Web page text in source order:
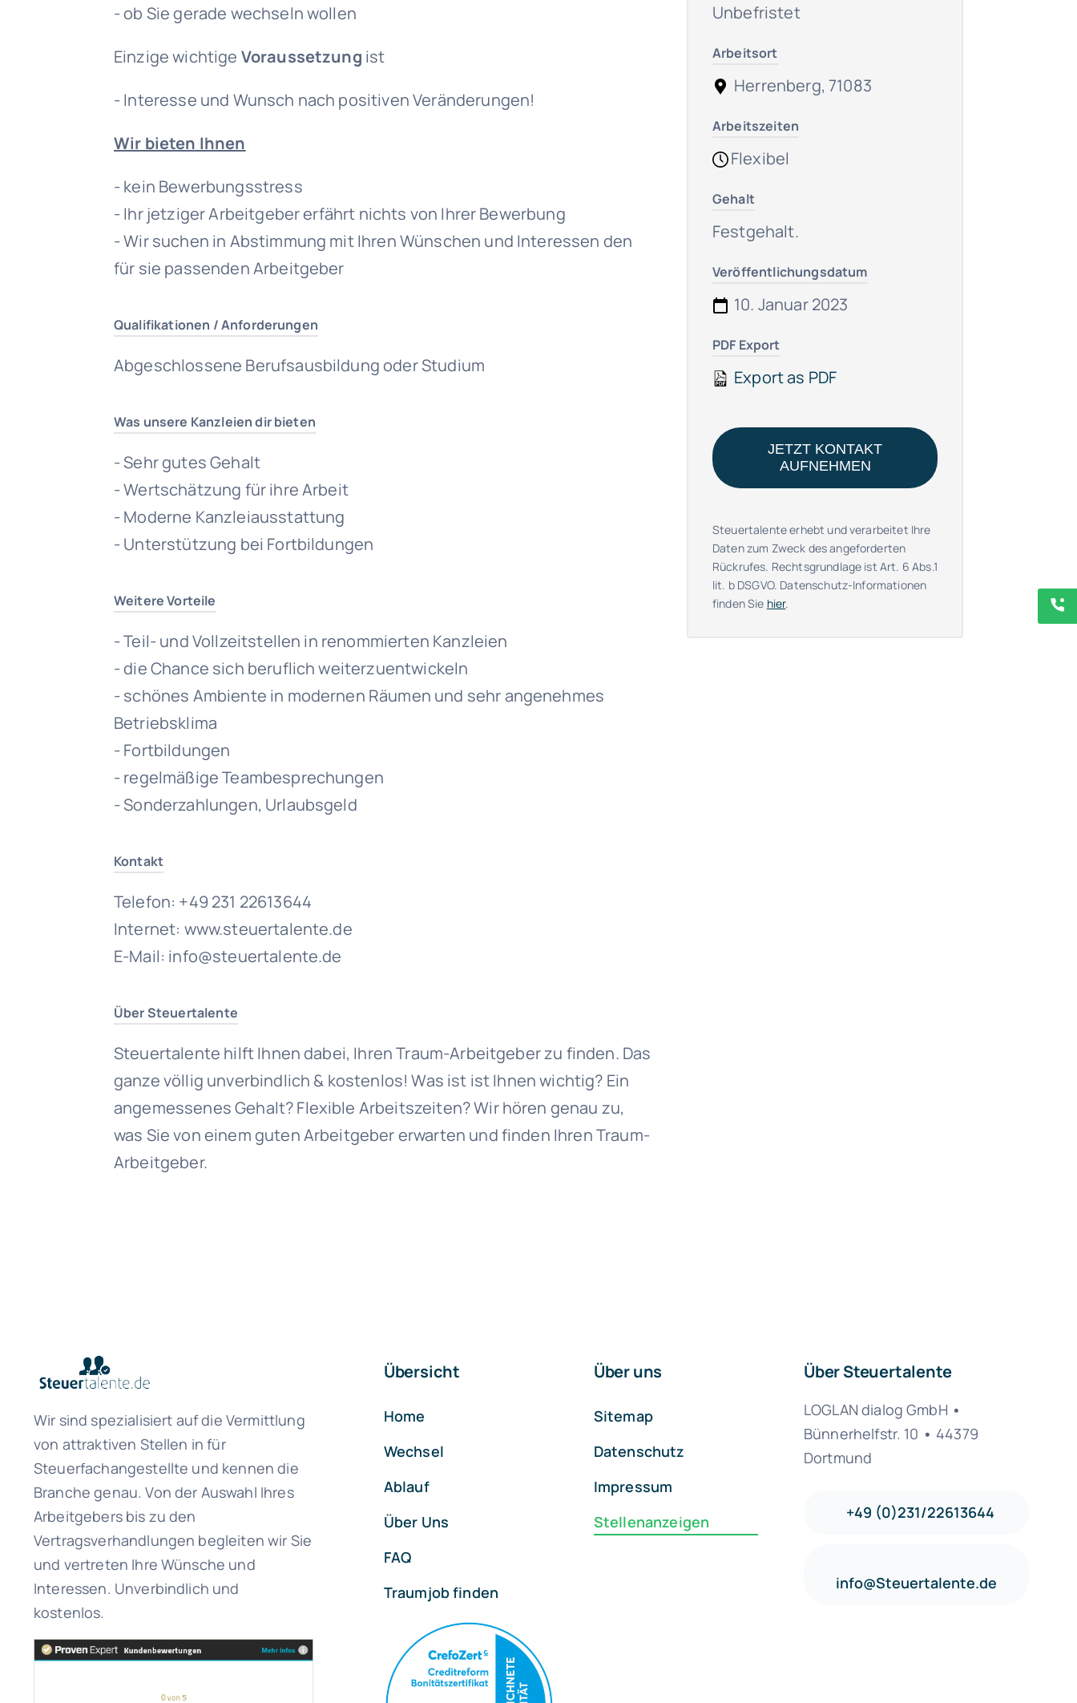
- ob Sie gerade wechseln wollen
Einzige wichtige Voraussetzung ist
- Interesse und Wunsch nach positiven Veränderungen!
Wir bieten Ihnen
- kein Bewerbungsstress
- Ihr jetziger Arbeitgeber erfährt nichts von Ihrer Bewerbung
- Wir suchen in Abstimmung mit Ihren Wünschen und Interessen den
für sie passenden Arbeitgeber
Qualifikationen / Anforderungen
Abgeschlossene Berufsausbildung oder Studium
Was unsere Kanzleien dir bieten
- Sehr gutes Gehalt
- Wertschätzung für ihre Arbeit
- Moderne Kanzleiausstattung
- Unterstützung bei Fortbildungen
Weitere Vorteile
- Teil- und Vollzeitstellen in renommierten Kanzleien
- die Chance sich beruflich weiterzuentwickeln
- schönes Ambiente in modernen Räumen und sehr angenehmes
Betriebsklima
- Fortbildungen
- regelmäßige Teambesprechungen
- Sonderzahlungen, Urlaubsgeld
Kontakt
Telefon: +49 231 22613644
Internet: www.steuertalente.de
E-Mail: info@steuertalente.de
Über Steuertalente
Steuertalente hilft Ihnen dabei, Ihren Traum-Arbeitgeber zu finden. Das
ganze völlig unverbindlich & kostenlos! Was ist ist Ihnen wichtig? Ein
angemessenes Gehalt? Flexible Arbeitszeiten? Wir hören genau zu,
was Sie von einem guten Arbeitgeber erwarten und finden Ihren Traum-
Arbeitgeber.
Unbefristet
Arbeitsort
Herrenberg, 71083
Arbeitszeiten
Flexibel
Gehalt
Festgehalt.
Veröffentlichungsdatum
10. Januar 2023
PDF Export
Export as PDF
JETZT KONTAKT
AUFNEHMEN
Steuertalente erhebt und verarbeitet Ihre
Daten zum Zweck des angeforderten
Rückrufes. Rechtsgrundlage ist Art. 6 Abs.1
lit. b DSGVO. Datenschutz-Informationen
finden Sie hier.
Wir sind spezialisiert auf die Vermittlung
von attraktiven Stellen in für
Steuerfachangestellte und kennen die
Branche genau. Von der Auswahl Ihres
Arbeitgebers bis zu den
Vertragsverhandlungen begleiten wir Sie
und vertreten Ihre Wünsche und
Interessen. Unverbindlich und
kostenlos.
Übersicht
Home
Wechsel
Ablauf
Über Uns
FAQ
Traumjob finden
Über uns
Sitemap
Datenschutz
Impressum
Stellenanzeigen
Über Steuertalente
LOGLAN dialog GmbH •
Bünnerhelfstr. 10 • 44379
Dortmund
+49 (0)231/22613644
info@Steuertalente.de